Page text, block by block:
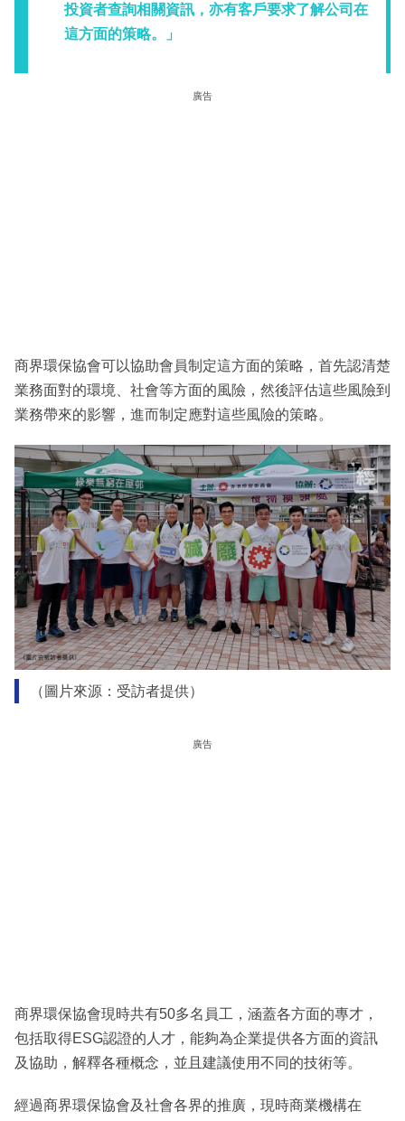
投資者查詢相關資訊，亦有客戶要求了解公司在
這方面的策略。」
廣告
商界環保協會可以協助會員制定這方面的策略，首先認清楚
業務面對的環境、社會等方面的風險，然後評估這些風險到
業務帶來的影響，進而制定應對這些風險的策略。
（圖片來源：受訪者提供）
廣告
商界環保協會現時共有50多名員工，涵蓋各方面的專才，
包括取得ESG認證的人才，能夠為企業提供各方面的資訊
及協助，解釋各種概念，並且建議使用不同的技術等。
經過商界環保協會及社會各界的推廣，現時商業機構在